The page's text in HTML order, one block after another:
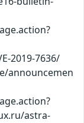
2019-7636/
announcemen
astra-